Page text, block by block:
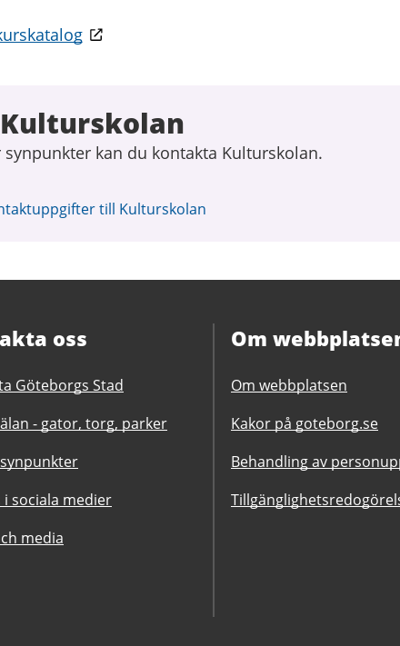
kan du kontakta Kulturskolan.
till Kulturskolan
oss
Göteborgs Stad
- gator, torg, parker
i sociala medier
media
Om
Om webbplatsen
Kakor på goteborg.se
Behandling av